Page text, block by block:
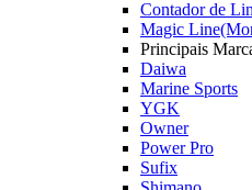
Contador de
Magic
Principais
Daiwa
Marine Sports
YGK
Owner
Power Pro
Sufix